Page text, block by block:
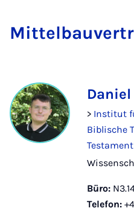
> Institut
Biblische
Testament
Büro:
Telefon: